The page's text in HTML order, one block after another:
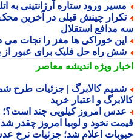
ورود ستاره آرژانتینی به
چینش قبلی در آخرین محک
مدافع استقلال
خوراکی ها مغز را نجات می دهند
راه حل فلیک برای عبور از
ویژهاندیشه معاصر
کالابرگ | جزئیات طرح شمیم
و اعتبار خرید
امروز کیلویی چند است؟؛
نخود و لوبیا امروز چقدر شد؟
اعلام شد؛ جزئیات نرخ عدس،